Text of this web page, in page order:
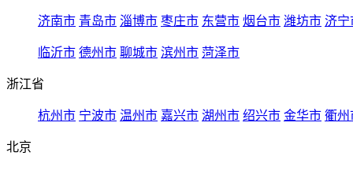
济南市 青岛市 淄博市 枣庄市 东营市 烟台市 潍坊市 济宁
临沂市 德州市 聊城市 滨州市 菏泽市
浙江省
杭州市 宁波市 温州市 嘉兴市 湖州市 绍兴市 金华市 衢州
北京